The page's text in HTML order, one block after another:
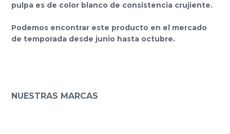
pulpa es de color blanco de consistencia crujiente.
Podemos encontrar este producto en el mercado
de temporada desde junio hasta octubre.
NUESTRAS MARCAS